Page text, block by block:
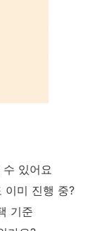
있어요
이미 진행 중?
기준